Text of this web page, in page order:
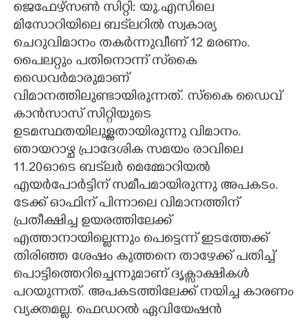
CARTOONS
LITERATURE
ZOOM
CONTACT US
ജെഫേഴ്സൺ സിറ്റി: യു.എസിലെ
മിസോറിയിലെ ബട്‌ലറിൽ സ്വകാര്യ
ചെറുവിമാനം തകർന്നുവീണ് 12 മരണം.
പൈലറ്റും പതിനൊന്ന് സ്‌കൈ
ഡൈവർമാരുമാണ്
വിമാനത്തിലുണ്ടായിരുന്നത്. സ്കൈ ഡൈവ്
കാൻസാസ് സിറ്റിയുടെ
ഉടമസ്ഥതയിലുള്ളതായിരുന്നു വിമാനം.
ഞായറാഴ്ച പ്രാദേശിക സമയം രാവിലെ
11.20ഓടെ ബട്‌ലർ മെമ്മോറിയൽ
എയർപോർട്ടിന് സമീപമായിരുന്നു അപകടം.
ടേക്ക് ഓഫിന് പിന്നാലെ വിമാനത്തിന്
പ്രതീക്ഷിച്ച ഉയരത്തിലേക്ക്
എത്താനായില്ലെന്നും പെട്ടെന്ന് ഇടത്തേക്ക്
തിരിഞ്ഞ ശേഷം കുത്തനെ താഴേക്ക് പതിച്ച്
പൊട്ടിത്തെറിച്ചെന്നുമാണ് ദൃക്സാക്ഷികൾ
പറയുന്നത്. അപകടത്തിലേക്ക് നയിച്ച കാരണം
വ്യക്തമല്ല. ഫെഡറൽ ഏവിയേഷൻ